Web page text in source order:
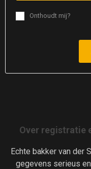
Onthoudt mij?
Over registratie
Echte bakker van der
gegevens serieus